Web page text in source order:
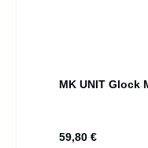
MK UNIT Glock
Regulärer Preis:
59,80 €